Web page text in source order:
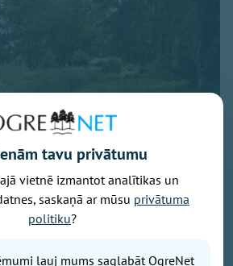
zaļākajiem pagastiem - šeit
tavu privātumu
vietnē izmantot analītikas un
saskaņā ar mūsu privātuma
politiku?
ļauj mums saglabāt OgreNet